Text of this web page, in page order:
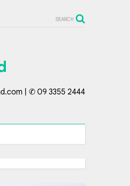
SEARCH
| ✆ 09 3355 2444